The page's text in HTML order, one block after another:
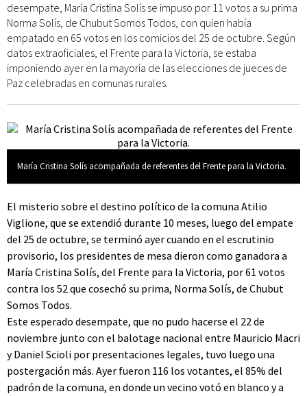
desempate, María Cristina Solís se impuso por 11 votos a su prima
Norma Solís, de Chubut Somos Todos, con quien había
empatado en 65 votos en los comicios del 25 de octubre. Según
datos extraoficiales, el Frente para la Victoria, se estaba
imponiendo ayer en la mayoría de las elecciones de jueces de
Paz celebradas en comunas rurales.
María Cristina Solís acompañada de referentes del Frente para la Victoria.
El misterio sobre el destino político de la comuna Atilio
Viglione, que se extendió durante 10 meses, luego del empate
del 25 de octubre, se terminó ayer cuando en el escrutinio
provisorio, los presidentes de mesa dieron como ganadora a
María Cristina Solís, del Frente para la Victoria, por 61 votos
contra los 52 que cosechó su prima, Norma Solís, de Chubut
Somos Todos.
Este esperado desempate, que no pudo hacerse el 22 de
noviembre junto con el balotage nacional entre Mauricio Macri
y Daniel Scioli por presentaciones legales, tuvo luego una
postergación más. Ayer fueron 116 los votantes, el 85% del
padrón de la comuna, en donde un vecino votó en blanco y a